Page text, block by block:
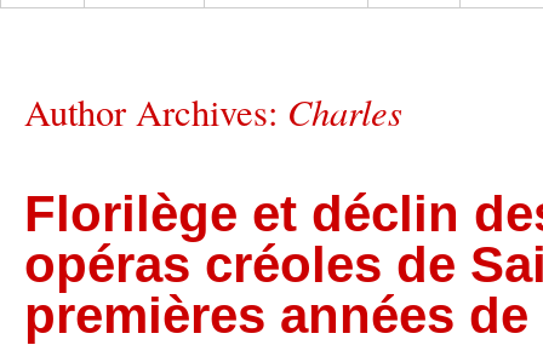
Author Archives: Charles
Florilège et déclin
opéras créoles de
premières années